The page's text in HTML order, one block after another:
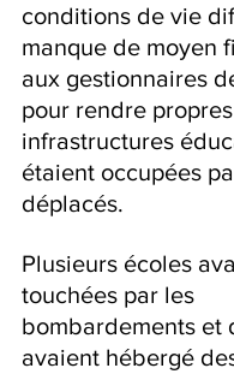
conditions de vie
manque de moyen
aux gestionnaires
pour rendre
infrastructures
étaient occupées
déplacés.
Plusieurs écoles
touchées par les
bombardements et
avaient hébergé